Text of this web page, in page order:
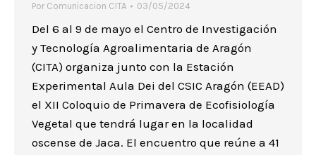
Por Comunicacion CITA 03/05/2024
Del 6 al 9 de mayo el Centro de Investigación
y Tecnología Agroalimentaria de Aragón
(CITA) organiza junto con la Estación
Experimental Aula Dei del CSIC Aragón (EEAD)
el XII Coloquio de Primavera de Ecofisiología
Vegetal que tendrá lugar en la localidad
oscense de Jaca. El encuentro que reúne a 41